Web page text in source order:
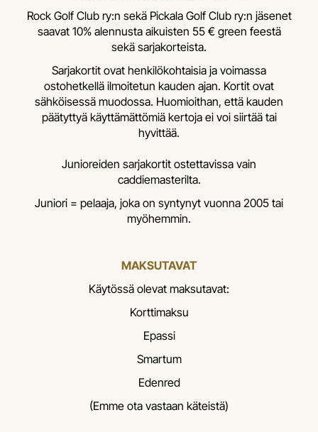
Rock Golf Club ry:n sekä Pickala Golf Club ry:n jäsenet
saavat 10% alennusta aikuisten 55 € green feestä
sekä sarjakorteista.
Sarjakortit ovat henkilökohtaisia ja voimassa
ostohetkellä ilmoitetun kauden ajan. Kortit ovat
sähköisessä muodossa. Huomioithan, että kauden
päätyttyä käyttämättömiä kertoja ei voi siirtää tai
hyvittää.
Junioreiden sarjakortit ostettavissa vain
caddiemasterilta.
Juniori = pelaaja, joka on syntynyt vuonna 2005 tai
myöhemmin.
MAKSUTAVAT
Käytössä olevat maksutavat:
Korttimaksu
Epassi
Smartum
Edenred
(Emme ota vastaan käteistä)